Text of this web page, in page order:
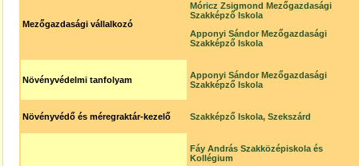
Mezőgazdasági vállalkozó
Móricz Zsigmond Mezőgazdasági
Szakképző Iskola
Apponyi Sándor Mezőgazdasági
Szakképző Iskola
Növényvédelmi tanfolyam
Apponyi Sándor Mezőgazdasági
Szakképző Iskola
Növényvédő és méregraktár-kezelő Szakképző Iskola, Szekszárd
Fáy András Szakközépiskola és
Kollégium